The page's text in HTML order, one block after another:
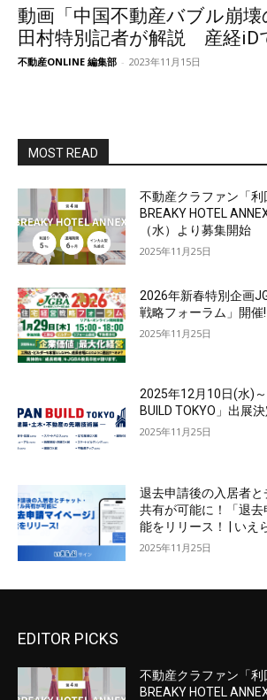
動画「中国不動産バブル崩
田村特別記者が解説 産経iD
不動産ONLINE 編集部 - 2023年11月15日
MOST READ
不動産クラファン「
BREAKY HOTEL
（水）より募集開始
2025年11月25日
2026年新春特別企画
戦略フォーラム」開催!
2025年11月25日
2025年12月10日(水)
BUILD TOKYO」出展決
2025年11月25日
退去申請後の入居者
共有が可能に！「退
能をリリース！ | いえ
2025年11月25日
EDITOR PICKS
不動産クラファン「
BREAKY HOTEL